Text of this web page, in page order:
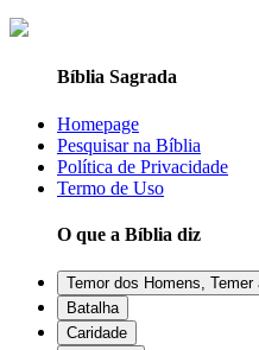
Bíblia Sagrada
Homepage
Pesquisar na Bíblia
Política de Privacidade
Termo de Uso
O que a Bíblia diz
Temor dos Homens, Temer
Batalha
Caridade